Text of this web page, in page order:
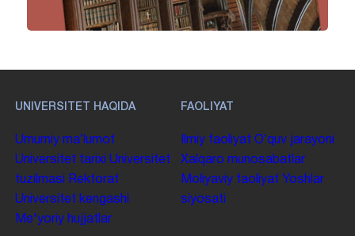
UNIVERSITET HAQIDA
Umumiy maʼlumot
Universitet tarixi Universitet
tuzilmasi
Rektorat
Universitet kengashi
Me'yoriy hujjatlar
FAOLIYAT
Ilmiy faoliyat Oʻquv jarayoni
Xalqaro munosabatlar
Moliyaviy faoliyat Yoshlar
siyosati